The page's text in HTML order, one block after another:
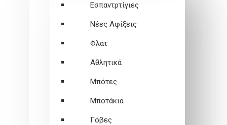
Εσπαντρτίγιες
Νέες Αφίξεις
Φλατ
Αθλητικά
Μπότες
Μποτάκια
Γόβες